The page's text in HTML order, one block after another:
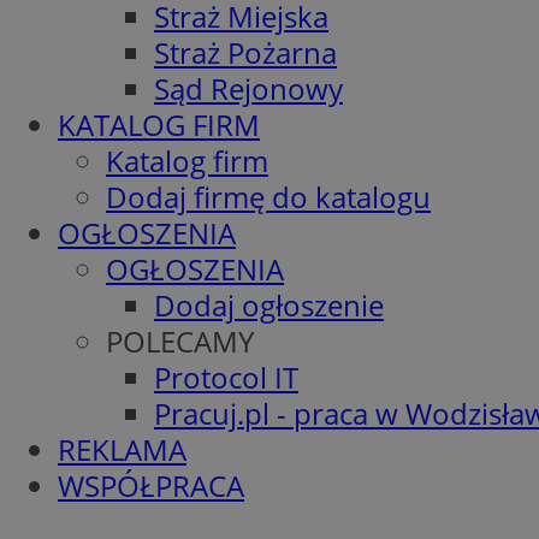
Straż Miejska
Straż Pożarna
Sąd Rejonowy
KATALOG FIRM
Katalog firm
Dodaj firmę do katalogu
OGŁOSZENIA
OGŁOSZENIA
Dodaj ogłoszenie
POLECAMY
Protocol IT
Pracuj.pl - praca w
REKLAMA
WSPÓŁPRACA